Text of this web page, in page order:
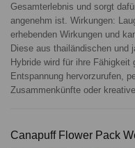
Gesamterlebnis und sorgt
angenehm ist. Wirkungen:
erhebenden Wirkungen und
Diese aus thailändischen und
Hybride wird für ihre
Entspannung hervorzurufen,
Zusammenkünfte oder
Canapuff Flower Pack